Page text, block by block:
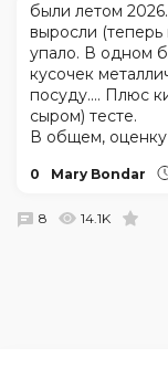
были летом
выросли (теперь
упало. В одном
кусочек
посуду.... Плюс
сыром) тесте.
В общем,
0 Mary Bondar
8 14.1K